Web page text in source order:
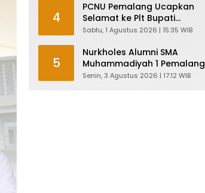
4
PCNU Pemalang Ucapkan
Selamat ke Plt Bupati
Nurkholes: Pemimpin Adalah
Sabtu, 1 Agustus 2026 | 15:35 WIB
5
Nurkholes Alumni SMA
Muhammadiyah 1 Pemalang
Angkatan 1986 Resmi
Senin, 3 Agustus 2026 | 17:12 WIB